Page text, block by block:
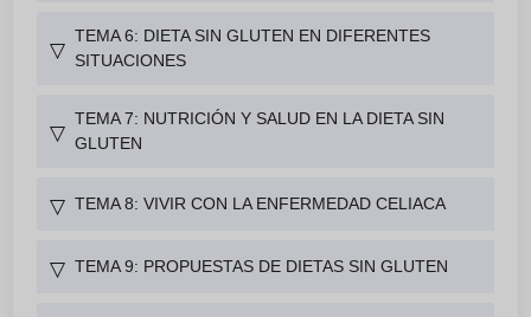
▽
TEMA 6: DIETA SIN GLUTEN EN DIFERENTES
SITUACIONES
▽
TEMA 7: NUTRICIÓN Y SALUD EN LA DIETA SIN
GLUTEN
▽ TEMA 8: VIVIR CON LA ENFERMEDAD CELIACA
▽ TEMA 9: PROPUESTAS DE DIETAS SIN GLUTEN